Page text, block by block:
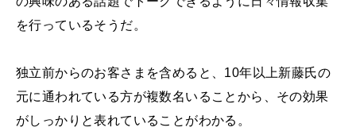
を行っているそうだ。
独立前からのお客さまを含めると、10年以上新藤氏の
元に通われている方が複数名いることから、その効果
がしっかりと表れていることがわかる。